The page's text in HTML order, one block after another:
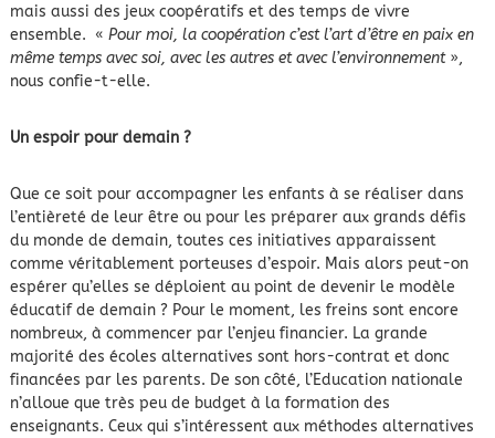
mais aussi des jeux coopératifs et des temps de vivre
ensemble. « Pour moi, la coopération c’est l’art d’être en paix en
même temps avec soi, avec les autres et avec l’environnement»,
nous confie-t-elle.
Un espoir pour demain ?
Que ce soit pour accompagner les enfants à se réaliser dans
l’entièreté de leur être ou pour les préparer aux grands défis
du monde de demain, toutes ces initiatives apparaissent
comme véritablement porteuses d’espoir. Mais alors peut-on
espérer qu’elles se déploient au point de devenir le modèle
éducatif de demain ? Pour le moment, les freins sont encore
nombreux, à commencer par l’enjeu financier. La grande
majorité des écoles alternatives sont hors-contrat et donc
financées par les parents. De son côté, l’Education nationale
n’alloue que très peu de budget à la formation des
enseignants. Ceux qui s’intéressent aux méthodes alternatives